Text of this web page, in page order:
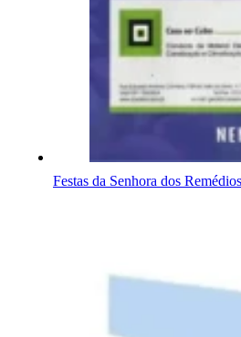
Festas da Senhora dos